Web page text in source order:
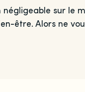
sur le
être. Alors ne